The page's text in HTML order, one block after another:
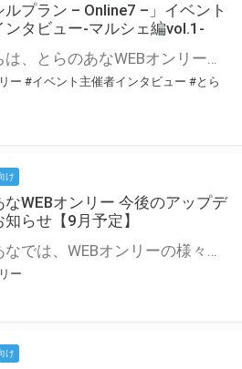
ルプラン – Online7 –」イベント
ンタビュー-マルシェ編vol.1-
こんにちは、とらのあなWEBオンリー運営スタッフです。 新たにお届けする、イベント主催者インタビュー-マルシェ編-は、 とらのあなWEBオンリー「マルシェ」をご利用した主催様に 「マルシェ」を使って開催した感想や心がけをお聞きする企画です。 今回は、WEBオンリー開催7回目迎えた「マレシルプラン – Online7 –」より、 主催の玉川うた様にお話を伺いました。 ▼マレシルプランのインタビュー前回記事 「イベント主催者インタビュー vol.6」はこちら 協力：玉川うた様（マレシルプラン実行委員会 代表）／イベント公式Twitter（@mallesil_plan） とらのあなWEBオンリー「マルシェ」とは？ WEBオンリーでリアルタイムでコミュニケーションがとれるオンライン会場です。
ー #イベント主催者インタビュー #とら
け
なWEBオンリー 今後のアップデ
らせ【9月予定】
とらのあなでは、WEBオンリーの様々な支援を実施しています。 今回は2021年9月に実装を予定しているアップデート情報についてご紹介いたします。 とらのあなWEBオンリーサイトはこちら
ー
け